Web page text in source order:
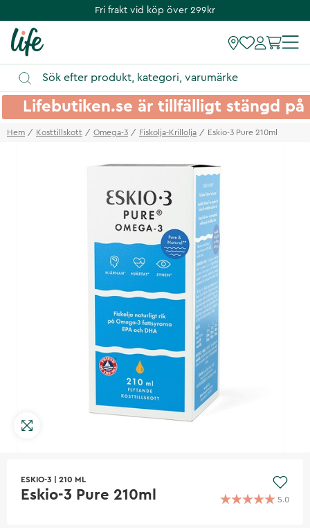
Fri frakt vid köp över 299kr
Lifebutiken.se är tillfälligt stängd
Hem Kosttillskott Omega-3 Fiskolja-Krillolja Eskio-3 Pure 210ml
ESKIO-3 210 ML
Eskio-3 Pure 210ml 5.0